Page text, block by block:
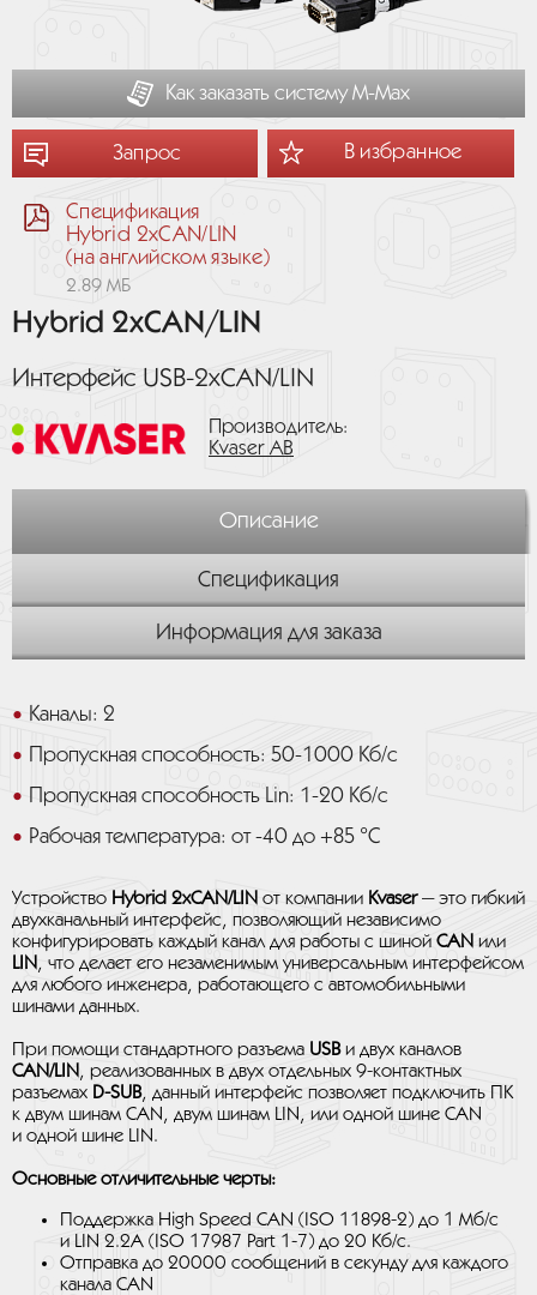
Как заказать систему М-Мах
Запрос В избранное
Спецификация
Hybrid 2xCAN/LIN
(на английском языке)
2.89 МБ
Hybrid 2xCAN/LIN
Интерфейс USB-2xCAN/LIN
Производитель:
Kvaser AB
Описание
Спецификация
Информация для заказа
Каналы: 2
Пропускная способность: 50-1000 Кб/с
Пропускная способность Lin: 1-20 Кб/с
Рабочая температура: от -40 до +85 °C
Устройство Hybrid 2xCAN/LIN от компании Kvaser— это гибкий
двухканальный интерфейс, позволяющий независимо
конфигурировать каждый канал для работы с шиной CAN или
LIN , что делает его незаменимым универсальным интерфейсом
для любого инженера, работающего с автомобильными
шинами данных.
При помощи стандартного разъема USBи двух каналов
CAN/LIN, реализованных в двух отдельных 9-контактных
разъемах D-SUB, данный интерфейс позволяет подключить ПК
к двум шинам CAN, двум шинам LIN, или одной шине CAN
и одной шине LIN.
Основные отличительные черты:
Поддержка High Speed CAN (ISO 11898-2) до 1 Мб/с
и LIN 2.2A (ISO 17987 Part 1-7) до 20 Кб/с.
Отправка до 20000 сообщений в секунду для каждого
канала CAN